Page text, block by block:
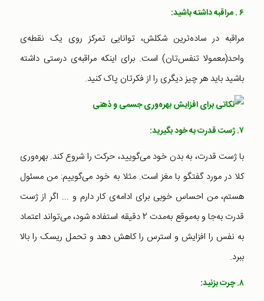
۶ . مراقبه داشته باشید:
مراقبه در ساده‌ترین شکلش، توانایی تمرکز روی یک نقطه‌ی
واحد(معمولا تنفس‌تان) است. برای اینکه مراقبه‌ی درستی داشته
باشید باید هر چیز دیگری را از فکرتان پاک کنید.
۷. ژست قدرت به خود بگیرید:
با ژست قدرت، به بدن خود می‌گویید، حرکت را شروع کند. بهره‌وری
کلا در مورد گفتگو با مغز است. مثلا به خود می‌گوییم: من مسئول
هستم، من احساس خوبی برای ادامه‌ی کار دارم و ... اگر از ژست
قدرت به‌جا و به‌موقع به‌مدت 2 دقیقه استفاده شود، می‌تواند اعتماد
به‌ نفس را افزایش و استرس را کاهش دهد و تحمل ریسک را بالا
ببرد.
۸. چرت بزنید: